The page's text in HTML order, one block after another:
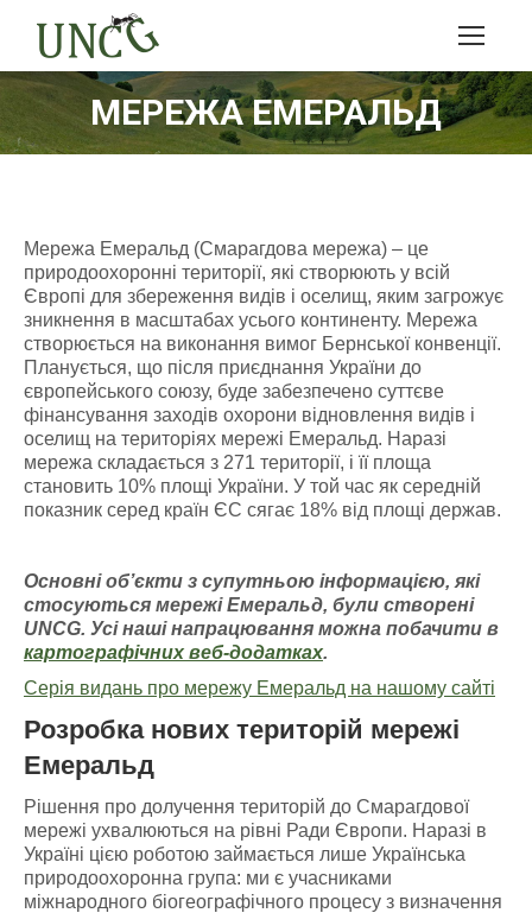
МЕРЕЖА ЕМЕРАЛЬД
Мережа Емеральд (Смарагдова мережа) – це
природоохоронні території, які створюють у всій
Європі для збереження видів і оселищ, яким загрожує
зникнення в масштабах усього континенту. Мережа
створюється на виконання вимог Бернської конвенції.
Планується, що після приєднання України до
європейського союзу, буде забезпечено суттєве
фінансування заходів охорони відновлення видів і
оселищ на територіях мережі Емеральд. Наразі
мережа складається з 271 території, і її площа
становить 10% площі України. У той час як середній
показник серед країн ЄС сягає 18% від площі держав.
Основні об’єкти з супутньою інформацією, які
стосуються мережі Емеральд, були створені
UNCG. Усі наші напрацювання можна побачити в
картографічних веб-додатках.
Серія видань про мережу Емеральд на нашому сайті
Розробка нових територій мережі
Емеральд
Рішення про долучення територій до Смарагдової
мережі ухвалюються на рівні Ради Європи. Наразі в
Україні цією роботою займається лише Українська
природоохоронна група: ми є учасниками
міжнародного біогеографічного процесу з визначення